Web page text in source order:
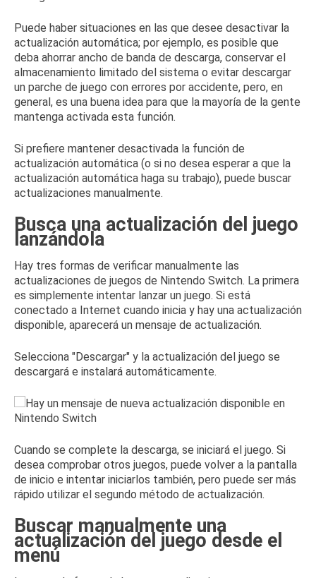
Puede haber situaciones en las que desee desactivar la
actualización automática; por ejemplo, es posible que
deba ahorrar ancho de banda de descarga, conservar el
almacenamiento limitado del sistema o evitar descargar
un parche de juego con errores por accidente, pero, en
general, es una buena idea para que la mayoría de la gente
mantenga activada esta función.
Si prefiere mantener desactivada la función de
actualización automática (o si no desea esperar a que la
actualización automática haga su trabajo), puede buscar
actualizaciones manualmente.
Busca una actualización del juego
lanzándola
Hay tres formas de verificar manualmente las
actualizaciones de juegos de Nintendo Switch. La primera
es simplemente intentar lanzar un juego. Si está
conectado a Internet cuando inicia y hay una actualización
disponible, aparecerá un mensaje de actualización.
Selecciona "Descargar" y la actualización del juego se
descargará e instalará automáticamente.
Cuando se complete la descarga, se iniciará el juego. Si
desea comprobar otros juegos, puede volver a la pantalla
de inicio e intentar iniciarlos también, pero puede ser más
rápido utilizar el segundo método de actualización.
Buscar manualmente una
actualización del juego desde el
menú